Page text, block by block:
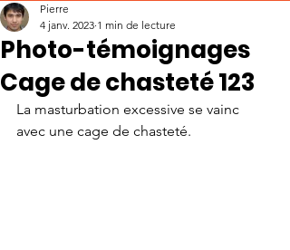
Photo-témoignages
Cage de chasteté 123
Pierre
4 janv. 2023 1 min de lecture
La masturbation excessive se vainc
avec une cage de chasteté.